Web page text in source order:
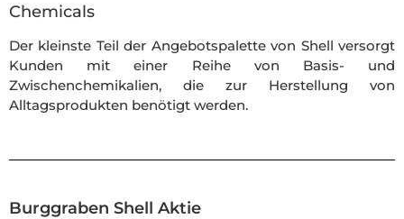
Chemicals
Der kleinste Teil der Angebotspalette von Shell versorgt
Kunden mit einer Reihe von Basis- und
Zwischenchemikalien, die zur Herstellung von
Alltagsprodukten benötigt werden.
Burggraben Shell Aktie